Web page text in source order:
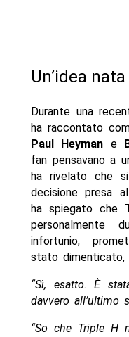
Un’idea
Durante una
ha raccontato
Paul Heyman e
fan pensavano a
ha rivelato che
decisione presa
ha spiegato che
personalmente
infortunio,
stato dimenticato,
“Sì, esatto. È
davvero all’ultimo
“So che Triple H